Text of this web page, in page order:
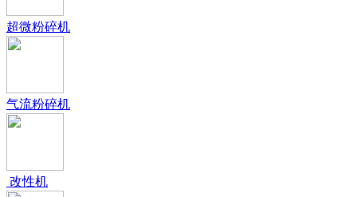
超微粉碎机
气流粉碎机
改性机